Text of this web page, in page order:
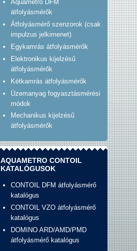
Banner_unirad_piusi.jpg
Aquametro DFM
átfolyásmérők
Átfolyásmérő szenzorok (csak
impulzus jelkimenet)
Egykamrás átfolyásmérők
Elektronikus kijelzésű
átfolyásmérők
Kétkamrás átfolyásmérők
Üzemanyag fogyasztásmérési
módok
Mechanikus kijelzésű
átfolyásmérők
AQUAMETRO CONTOIL
KATALÓGUSOK
CONTOIL DFM átfolyásmérő
katalógus
CONTOIL VZO átfolyásmérő
katalógus
DOMINO ARD/AMD/PMD
átfolyásmérő katalógus